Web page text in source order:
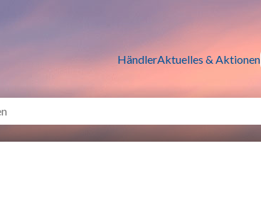
HändlerAktuelles & Aktionen